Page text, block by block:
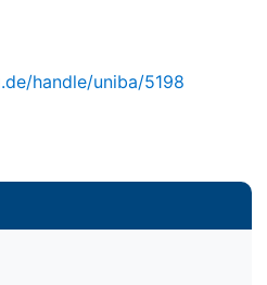
handle/uniba/5198